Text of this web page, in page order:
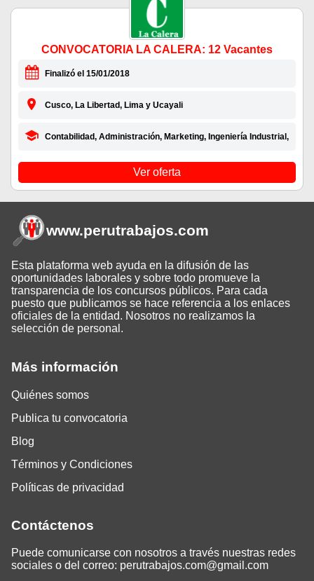
CONVOCATORIA LA CALERA: 12 Vacantes
Finalizó el 15/01/2018
Cusco, La Libertad, Lima y Ucayali
Contabilidad, Administración, Marketing, Ingeniería Industrial,
Ver oferta
Más información
Quiénes somos
Publica tu convocatoria
Blog
Términos y Condiciones
Políticas de privacidad
Contáctenos
Puede comunicarse con nosotros a través nuestras redes
sociales o del correo: perutrabajos.com@gmail.com
www.perutrabajos.com
Esta plataforma web ayuda en la difusión de las
oportunidades laborales y sobre todo promueve la
transparencia de los concursos públicos. Para cada
puesto que publicamos se hace referencia a los enlaces
oficiales de la entidad. Nosotros no realizamos la
selección de personal.